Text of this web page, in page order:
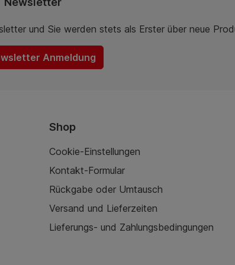
und Sie werden stets als Erster über neue
Anmeldung
Shop
Cookie-Einstellungen
Kontakt-Formular
Rückgabe oder Umtausch
Versand und Lieferzeiten
Lieferungs- und Zahlungsbedingungen